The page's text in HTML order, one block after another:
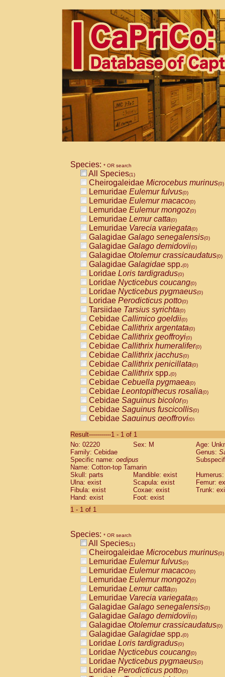
Species: * OR search
All Species(1)
Cheirogaleidae Microcebus murinus(0)
Lemuridae Eulemur fulvus(0)
Lemuridae Eulemur macaco(0)
Lemuridae Eulemur mongoz(0)
Lemuridae Lemur catta(0)
Lemuridae Varecia variegata(0)
Galagidae Galago senegalensis(0)
Galagidae Galago demidovii(0)
Galagidae Otolemur crassicaudatus(0)
Galagidae Galagidae spp.(0)
Loridae Loris tardigradus(0)
Loridae Nycticebus coucang(0)
Loridae Nycticebus pygmaeus(0)
Loridae Perodicticus potto(0)
Tarsiidae Tarsius syrichta(0)
Cebidae Callimico goeldii(0)
Cebidae Callithrix argentata(0)
Cebidae Callithrix geoffroyi(0)
Cebidae Callithrix humeralifer(0)
Cebidae Callithrix jacchus(0)
Cebidae Callithrix penicillata(0)
Cebidae Callithrixspp.(0)
Cebidae Cebuella pygmaea(0)
Cebidae Leontopithecus rosalia(0)
Cebidae Saguinus bicolor(0)
Cebidae Saguinus fuscicollis(0)
Cebidae Saguinus geoffroyi(0)
CebidaeSaguinus labiatus(0)
Cebidae Saguinus leucopus (0)
Cebidae
CebidaeSaguinus mystax
Cebidae Saguinus nigricollis (0)
Cebidae Saguinus oedipus
Cebidae Saguinus weddelli
Cebidae Saguinusspp.
Cebidae
CebidaeCebus capucinus
CebidaeCebus nigrivittatus
CebidaeCebus spp.(0)
CebidaeSaimiri boliviensis(0)
CebidaeSaimiri sciureus(0)
AtelidaeAlouatta caraya(0)
AtelidaeAlouatta fusca(0)
AtelidaeAlouatta seniculus(0)
AtelidaeAlouattaspp.(0)
AtelidaeAteles belzebuth(0)
AtelidaeAteles geoffroyi(0)
AtelidaeAteles paniscus(0)
AtelidaeAtelesspp.(0)
AtelidaeLagothrix lagothricha(0)
AtelidaeLagothrix lagothricha cana
PitheciidaeCacajao calvus
Result-----------1 - 1 of 1
No: 02220
Sex: M
Age:
Family: Cebidae
Genus:
Specific name: oedipus
Name: Cotton-top Tamarin
Skull: parts
Mandible: exist
Ulna: exist
Scapula: exist
Femur:
Fibula: exist
Coxae: exist
Trunk:
Hand: exist
Foot: exist
1 - 1 of 1
Species: * OR search
All Species(1)
Cheirogaleidae Microcebus murinus(0)
Lemuridae Eulemur fulvus(0)
Lemuridae Eulemur macaco(0)
Lemuridae Eulemur mongoz(0)
Lemuridae Lemur catta(0)
Lemuridae Varecia variegata(0)
Galagidae Galago senegalensis(0)
Galagidae Galago demidovii(0)
Galagidae Otolemur crassicaudatus(0)
Galagidae Galagidae spp.(0)
Loridae Loris tardigradus(0)
Loridae Nycticebus coucang(0)
Loridae Nycticebus pygmaeus(0)
Loridae Perodicticus potto(0)